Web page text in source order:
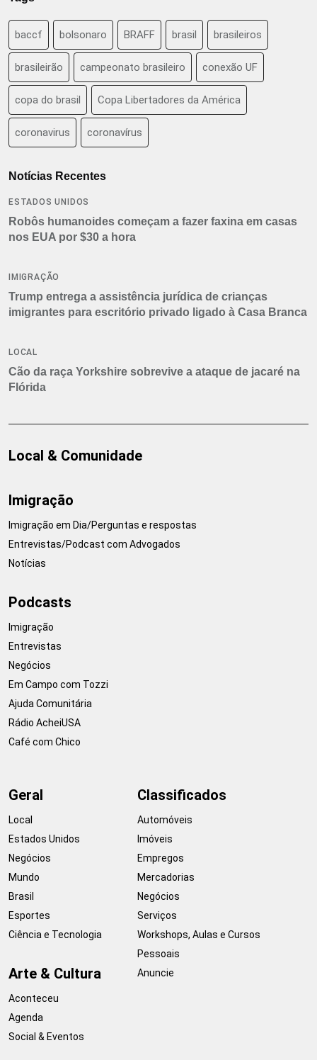
baccf bolsonaro BRAFF brasil brasileiros
brasileirão campeonato brasileiro conexão UF
copa do brasil Copa Libertadores da América
coronavirus coronavírus
Notícias Recentes
ESTADOS UNIDOS
Robôs humanoides começam a fazer faxina em casas
nos EUA por $30 a hora
IMIGRAÇÃO
Trump entrega a assistência jurídica de crianças
imigrantes para escritório privado ligado à Casa Branca
LOCAL
Cão da raça Yorkshire sobrevive a ataque de jacaré na
Flórida
Local & Comunidade
Imigração
Imigração em Dia/Perguntas e respostas
Entrevistas/Podcast com Advogados
Notícias
Podcasts
Imigração
Entrevistas
Negócios
Em Campo com Tozzi
Ajuda Comunitária
Rádio AcheiUSA
Café com Chico
Geral
Local
Estados Unidos
Negócios
Mundo
Brasil
Esportes
Ciência e Tecnologia
Arte & Cultura
Aconteceu
Agenda
Social & Eventos
Classificados
Automóveis
Imóveis
Empregos
Mercadorias
Negócios
Serviços
Workshops, Aulas e Cursos
Pessoais
Anuncie